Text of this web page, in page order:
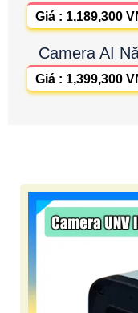
Giá : 1,189,300
Camera AI
Giá : 1,399,300